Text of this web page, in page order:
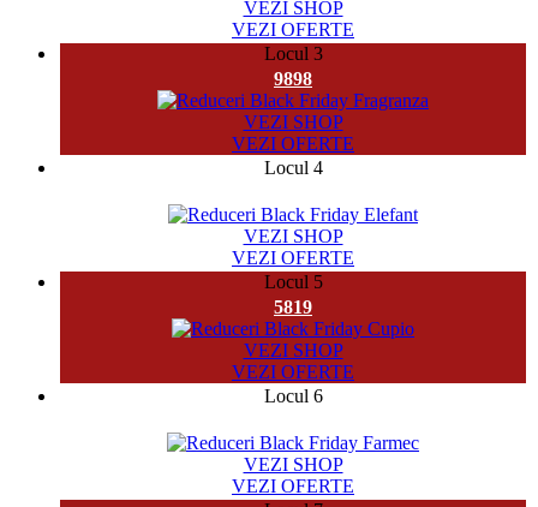
VEZI SHOP
VEZI OFERTE
Locul 3
9898
VEZI SHOP
VEZI OFERTE
Locul 4
VEZI SHOP
VEZI OFERTE
Locul 5
5819
VEZI SHOP
VEZI OFERTE
Locul 6
VEZI SHOP
VEZI OFERTE